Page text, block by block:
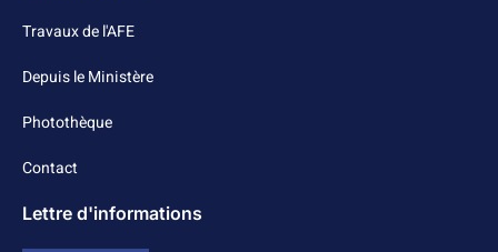
Travaux de l'AFE
Depuis le Ministère
Photothèque
Contact
Lettre d'informations